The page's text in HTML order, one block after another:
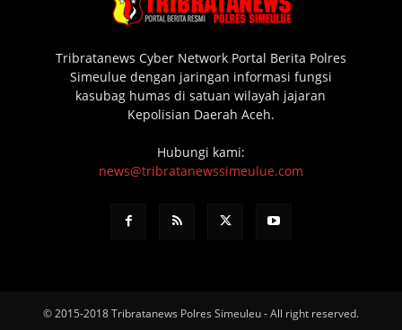
Tribratanews Cyber Network Portal Berita Polres
Simeulue dengan jaringan informasi fungsi
kasubag humas di satuan wilayah jajaran
Kepolisian Daerah Aceh.
Hubungi kami:
news@tribratanewssimeulue.com
© 2015-2018 Tribratanews Polres Simeuleu - All right reserved.